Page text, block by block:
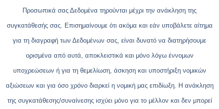
Προσωπικά σας Δεδομένα τηρούνται μέχρι την ανάκληση της
συγκατάθεσής σας. Επισημαίνουμε ότι ακόμα και εάν υποβάλετε αίτημα
για τη διαγραφή των Δεδομένων σας, είναι δυνατό να διατηρήσουμε
ορισμένα από αυτά, αποκλειστικά και μόνο λόγω έννομων
υποχρεώσεων ή για τη θεμελίωση, άσκηση και υποστήριξη νομικών
αξιώσεων και για όσο χρόνο διαρκεί η νομική μας επιδίωξη. Η ανάκληση
της συγκατάθεσης/συναίνεσης ισχύει μόνο για το μέλλον και δεν μπορεί